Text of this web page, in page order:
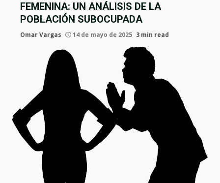
FEMENINA: UN ANÁLISIS DE LA
POBLACIÓN SUBOCUPADA
Omar Vargas 14 de mayo de 2025 3 min read